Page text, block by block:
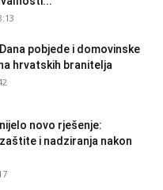
pobjede i domovinske
hrvatskih branitelja
novo rješenje:
i nadziranja nakon